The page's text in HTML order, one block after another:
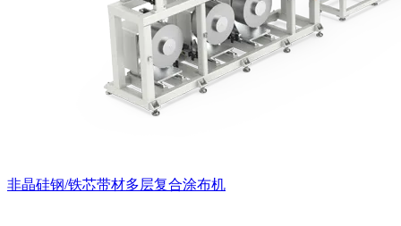
非晶硅钢/铁芯带材多层复合涂布机